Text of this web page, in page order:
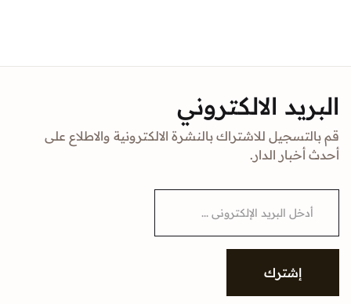
البريد الالكتروني
قم بالتسجيل للاشتراك بالنشرة الالكترونية والاطلاع على
أحدث أخبار الدار.
i
إشترك